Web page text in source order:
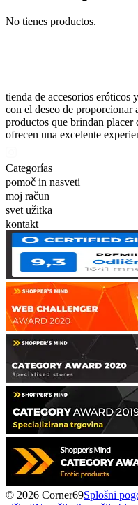
No tienes productos.
tienda de accesorios eróticos
con el deseo de proporcionar
productos que brindan
ofrecen una excelente
Categorías
pomoč in nasveti
moj račun
svet užitka
kontakt
© 2026 Corner69Splošni